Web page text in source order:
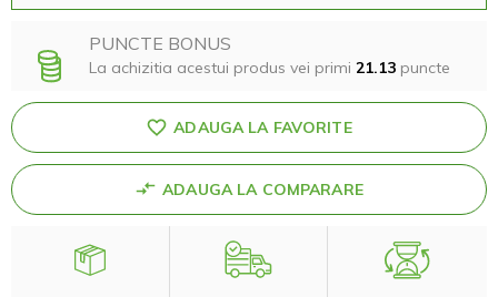
PUNCTE BONUS
La achizitia acestui produs vei primi 21.13 puncte
ADAUGA LA FAVORITE
ADAUGA LA COMPARARE